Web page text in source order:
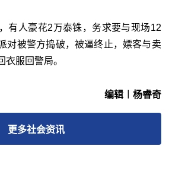
有人豪花2万泰铢，务求要与现场12
对被警方捣破，被逼终止，嫖客与卖
衣服回警局。
编辑︱杨睿奇
更多社会资讯